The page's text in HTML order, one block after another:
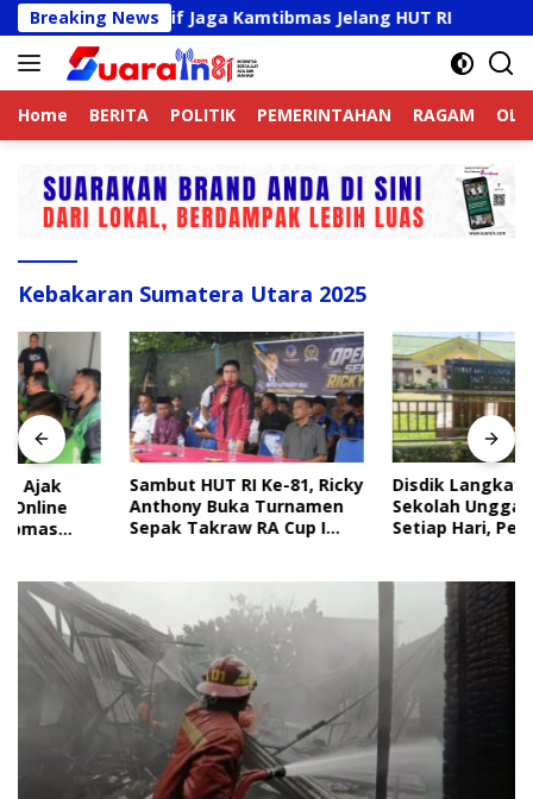
Langsung
ke
konten
Breaking News
Online Aktif Jaga Kamtibmas Jelang HUT RI
Home BERITA POLITIK PEMERINTAHAN RAGAM
Kebakaran Sumatera Utara 2025
Sambut HUT RI Ke-81, Ricky
Anthony Buka Turnamen
Sepak Takraw RA Cup I
Disdik Langkat Wajibkan
Sekolah Unggah Konten
Setiap Hari, Pengamat